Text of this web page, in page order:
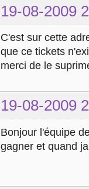
19-08-2009
C'est sur cette
que ce tickets
merci de le
19-08-2009
Bonjour l'équipe
gagner et quand